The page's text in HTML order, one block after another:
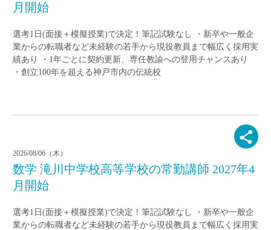
月開始
選考1日(面接＋模擬授業)で決定！筆記試験なし ・新卒や一般企
業からの転職者など未経験の若手から現役教員まで幅広く採用実
績あり ・1年ごとに契約更新、専任教諭への登用チャンスあり
・創立100年を超える神戸市内の伝統校
2026/08/06（木）
数学 滝川中学校高等学校の常勤講師 2027年4
月開始
選考1日(面接＋模擬授業)で決定！筆記試験なし ・新卒や一般企
業からの転職者など未経験の若手から現役教員まで幅広く採用実